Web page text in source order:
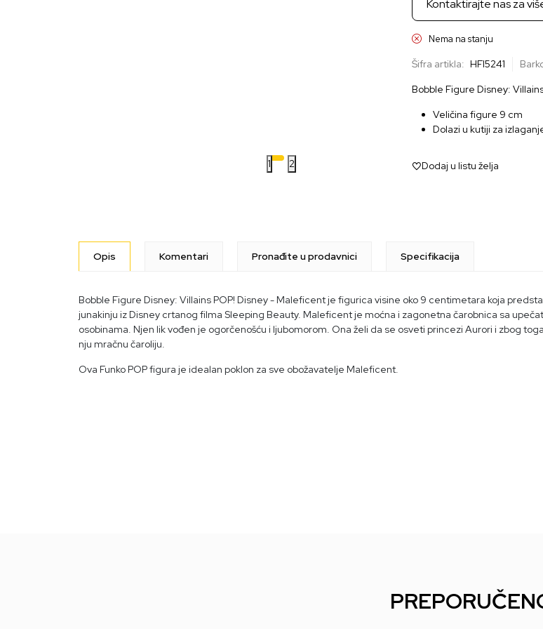
1 2
Kontaktirajte nas za
Nema na stanju
Šifra artikla: HFI5241
Bobble Figure Disney:
Veličina figure 9 cm
Dolazi u kutiji za
Dodaj u listu želja
Opis Komentari Pronađite u prodavnici Specifikacija
Bobble Figure Disney: Villains POP! Disney - Maleficent je figurica visine oko 9 centimetara koja
junakinju iz Disney crtanog filma Sleeping Beauty. Maleficent je moćna i zagonetna čarobnica sa
osobinama. Njen lik vođen je ogorčenošću i ljubomorom. Ona želi da se osveti princezi Aurori i zbog
nju mračnu čaroliju.
Ova Funko POP figura je idealan poklon za sve obožavatelje Maleficent.